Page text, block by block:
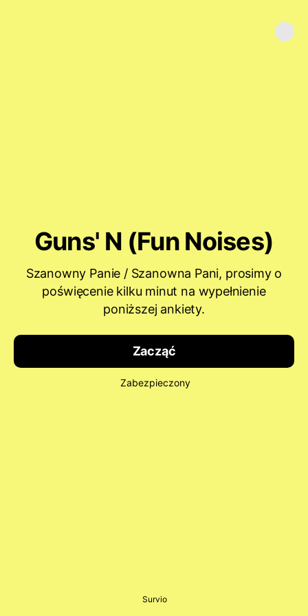
Guns' N (Fun Noises)
Szanowny Panie / Szanowna Pani, prosimy o
poświęcenie kilku minut na wypełnienie
poniższej ankiety.
Zacząć
Zabezpieczony
Survio